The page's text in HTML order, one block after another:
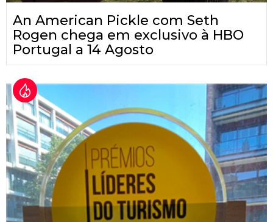
An American Pickle com Seth
Rogen chega em exclusivo à HBO
Portugal a 14 Agosto